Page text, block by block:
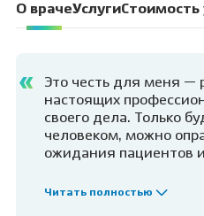
О врачеУслугиСтоимость
Это честь для меня —
настоящих
своего дела. Только
человеком, можно
ожидания пациентов
возможное, чтобы
Читать полностью